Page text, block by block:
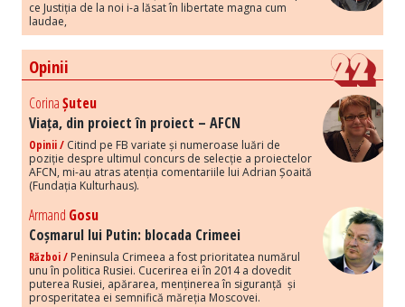
ce Justiția de la noi i-a lăsat în libertate magna cum
laudae,
Opinii
CorinaȘuteu
Viața, din proiect în proiect – AFCN
Opinii / Citind pe FB variate și numeroase luări de
poziție despre ultimul concurs de selecție a proiectelor
AFCN, mi-au atras atenția comentariile lui Adrian Șoaită
(Fundația Kulturhaus).
Armand Gosu
Coșmarul lui Putin: blocada Crimeei
Război / Peninsula Crimeea a fost prioritatea numărul
unu în politica Rusiei. Cucerirea ei în 2014 a dovedit
puterea Rusiei, apărarea, menținerea în siguranță și
prosperitatea ei semnifică măreția Moscovei.